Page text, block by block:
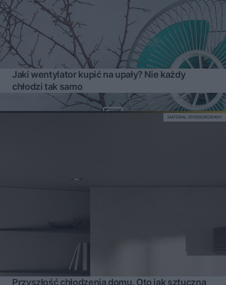
Jaki wentylator kupić na upały? Nie każdy
chłodzi tak samo
Przyszłość chłodzenia domu. Oto jak sztuczna
MATERIAŁ SPONSOROWANY